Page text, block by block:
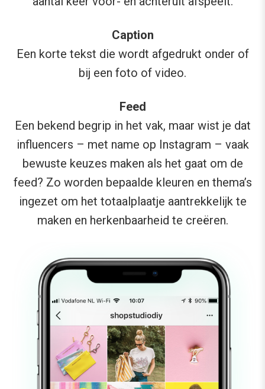
Caption
Een korte tekst die wordt afgedrukt onder of
bij een foto of video.
Feed
Een bekend begrip in het vak, maar wist je dat
influencers – met name op Instagram – vaak
bewuste keuzes maken als het gaat om de
feed? Zo worden bepaalde kleuren en thema’s
ingezet om het totaalplaatje aantrekkelijk te
maken en herkenbaarheid te creëren.